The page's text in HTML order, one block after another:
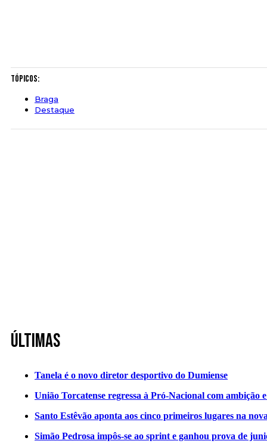
Tópicos:
Braga
Destaque
Últimas
Tanela é o novo diretor desportivo do Dumiense
União Torcatense regressa à Pró-Nacional com ambição
Santo Estêvão aponta aos cinco primeiros lugares na
Simão Pedrosa impôs-se ao sprint e ganhou prova de